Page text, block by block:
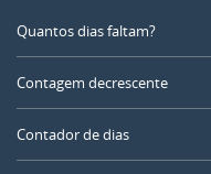
Quantos dias faltam?
Contagem decrescente
Contador de dias